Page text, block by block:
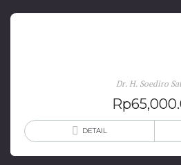
Dr. H. Soediro
Rp
DETAIL